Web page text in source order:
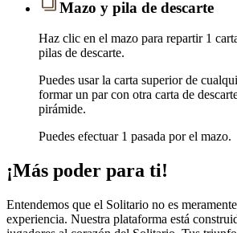
Mazo y pila de descarte
Haz clic en el mazo para repartir 1
pilas de descarte.
Puedes usar la carta superior de
formar un par con otra carta de
pirámide.
Puedes efectuar 1 pasada por el mazo.
¡Más poder para ti!
Entendemos que el Solitario no es
experiencia. Nuestra plataforma está